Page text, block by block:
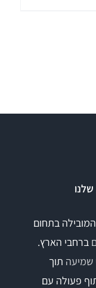
בתחום
ברחבי הארץ.
שמיעה תוך
פעולה עם